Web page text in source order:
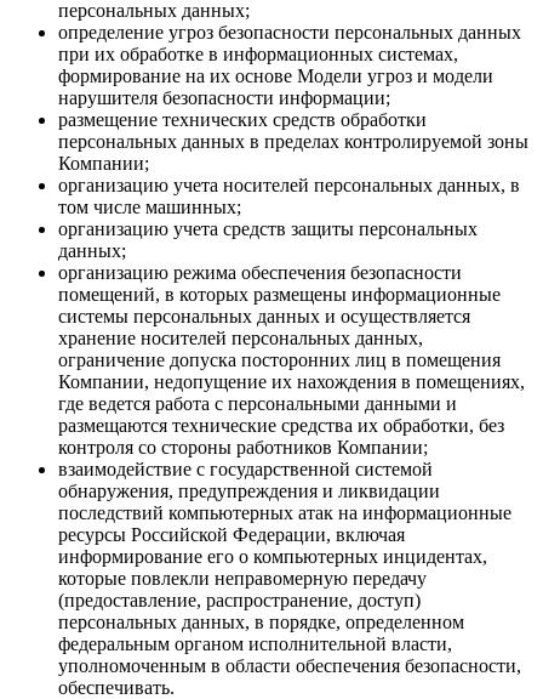
персональных данных;
определение угроз безопасности персональных данных
при их обработке в информационных системах,
формирование на их основе Модели угроз и модели
нарушителя безопасности информации;
размещение технических средств обработки
персональных данных в пределах контролируемой зоны
Компании;
организацию учета носителей персональных данных, в
том числе машинных;
организацию учета средств защиты персональных
данных;
организацию режима обеспечения безопасности
помещений, в которых размещены информационные
системы персональных данных и осуществляется
хранение носителей персональных данных,
ограничение допуска посторонних лиц в помещения
Компании, недопущение их нахождения в помещениях,
где ведется работа с персональными данными и
размещаются технические средства их обработки, без
контроля со стороны работников Компании;
взаимодействие с государственной системой
обнаружения, предупреждения и ликвидации
последствий компьютерных атак на информационные
ресурсы Российской Федерации, включая
информирование его о компьютерных инцидентах,
которые повлекли неправомерную передачу
(предоставление, распространение, доступ)
персональных данных, в порядке, определенном
федеральным органом исполнительной власти,
уполномоченным в области обеспечения безопасности,
обеспечивать.